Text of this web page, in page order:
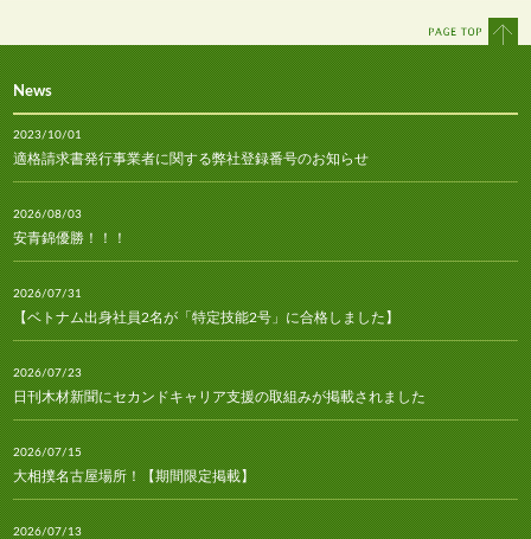
News
2023/10/01
適格請求書発行事業者に関する弊社登録番号のお知らせ
2026/08/03
安青錦優勝！！！
2026/07/31
【ベトナム出身社員2名が「特定技能2号」に合格しました】
2026/07/23
日刊木材新聞にセカンドキャリア支援の取組みが掲載されました
2026/07/15
大相撲名古屋場所！【期間限定掲載】
2026/07/13